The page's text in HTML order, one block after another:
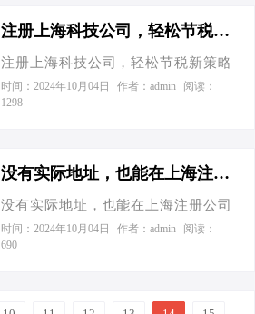
全程无需法人亲…
上海市工商局的最新数据，目前松江
区每天新注册企业数量超过150家，显
示出该区域强劲的经济活力和吸引
力。 二、节税优化：个体工商户与有
我一听，心领神会，这不正是我的专
海闵行公司注册流程、资料和费用”的
全方位解读。 一、注册流程：从零到
并进行企业名称预先核准。这就像是
给孩子取名，得确保独一无二，不跟
别人重名。然后呢，就是准备一堆“身
份证件”了——包括股东身份证原件、
注册上海科技公司，轻松节税新策略大揭秘！-注册上海科技公司需要哪些资料和流程
注册上海科技公司，轻松节税新策略
大揭秘！ 今天接到一个老板电话，他
告诉我他打算在上海注册一家科技公
啊！于是，我决定写一篇详细指南，
友们顺利注册上海科技公司。 一、所
需资料 想在上海注册科技公司，先得
还不能跟别的公司重名。建议准备3-5
时间：2024年10月04日 作者：admin
阅读：
1298
没有实际地址，也能在上海注册公司滴-没有实际地址，也能在上海注册公司滴
没有实际地址，也能在上海注册公司
滴 今天接到一个老板电话，他激动地
说：“我终于找到在魔都上海注册公司
时间：2024年10月04日 作者：admin
阅读：
690